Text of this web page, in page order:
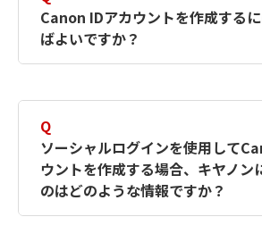
Canon IDアカウントを作成する
ばよいですか？
す。詳しい作成方法は【カメ
何ですか？Canon IDの作成方
ださい。
Q
ソーシャルログインを使用して
ウントを作成する場合、キヤノン
のはどのような情報ですか？